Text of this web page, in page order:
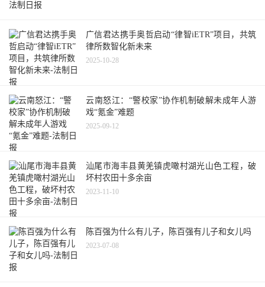
广信君达携手奥哲启动“律智iETR”项目，共筑
律所数智化新未来
2025-10-28
云南怒江：“警校家”协作机制破解未成年人游
戏“氪金”难题
2025-09-12
汕尾市海丰县黄羌镇虎噉村湖光山色工程，破
坏村农田十多余亩
2023-11-10
陈百强为什么有儿子，陈百强有儿子和女儿吗
2023-07-08